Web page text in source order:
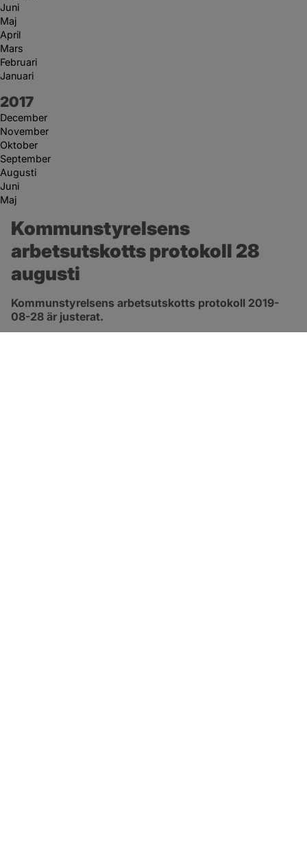
Juni
Maj
April
Mars
Februari
Januari
År:
2017
December
November
Oktober
September
Augusti
Juni
Maj
Kommunstyrelsens
arbetsutskotts protokoll 28
augusti
Kommunstyrelsens arbetsutskotts protokoll 2019-
08-28 är justerat.